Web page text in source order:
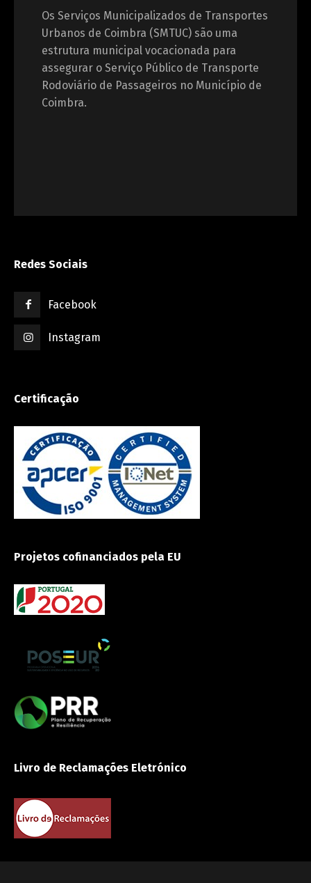
Os Serviços Municipalizados de Transportes
Urbanos de Coimbra (SMTUC) são uma
estrutura municipal vocacionada para
assegurar o Serviço Público de Transporte
Rodoviário de Passageiros no Município de
Coimbra.
Redes Sociais
Facebook
Instagram
Certificação
Projetos cofinanciados pela EU
Livro de Reclamações Eletrónico